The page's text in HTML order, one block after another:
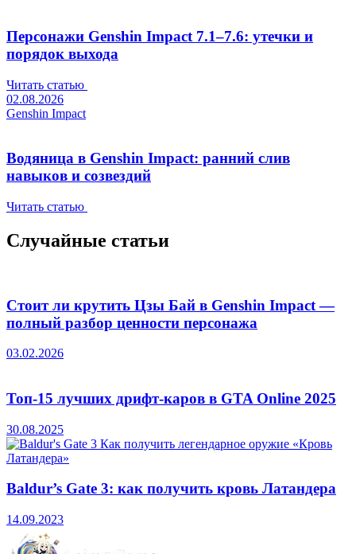
Персонажи Genshin Impact 7.1–7.6: утечки и
порядок выхода
Читать статью
02.08.2026
Genshin Impact
Водяница в Genshin Impact: ранний слив
навыков и созвездий
Читать статью
Случайные статьи
Стоит ли крутить Цзы Бай в Genshin Impact —
полный разбор ценности персонажа
03.02.2026
Топ-15 лучших дрифт-каров в GTA Online 2025
30.08.2025
Baldur’s Gate 3: как получить кровь Латандера
14.09.2023